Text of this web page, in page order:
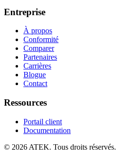
Entreprise
À propos
Conformité
Comparer
Partenaires
Carrières
Blogue
Contact
Ressources
Portail client
Documentation
© 2026 ATEK. Tous droits réservés.